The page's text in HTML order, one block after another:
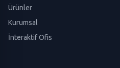
Ürünler
Kurumsal
İnteraktif Ofis